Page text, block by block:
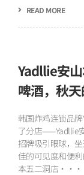
READ MORE
Yadllie安
啤酒，秋
韩国炸鸡连锁品
了分店——Yadllie
招牌吸引眼球，
佳的可见度和便
本五二洞店···